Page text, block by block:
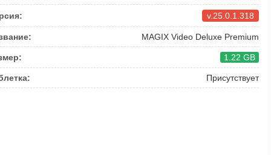
v.25.0.1.318
MAGIX Video Deluxe Premium
1.22 GB
Присутствует